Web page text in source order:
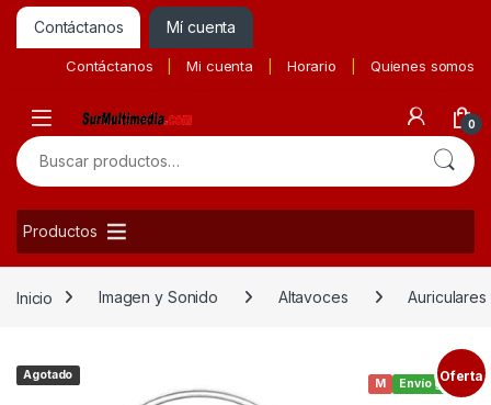
Contáctanos Mí cuenta
Contáctanos Mi cuenta Horario Quienes somos
0
Buscar por:
Productos
Inicio Imagen y Sonido Altavoces
Envío gratis
M
Agotado Oferta